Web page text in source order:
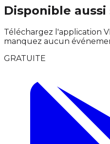
Disponible
Téléchargez l'application
manquez aucun
GRATUITE